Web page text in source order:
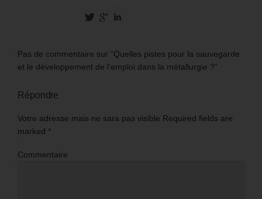
Pas de commentaire sur “Quelles pistes pour la sauvegarde
et le développement de l’emploi dans la métallurgie ?”
Répondre
Votre adresse mais ne sara pas visible Required fields are
marked *
Commentaire